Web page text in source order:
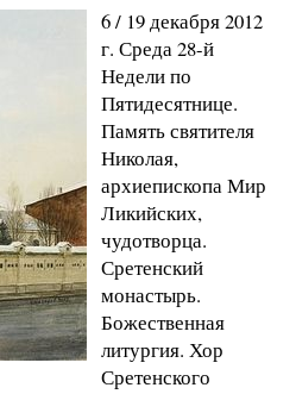
6 / 19 декабря 2012
г. Среда 28-й
Недели по
Пятидесятнице.
Память святителя
Николая,
архиепископа Мир
Ликийских,
чудотворца.
Сретенский
монастырь.
Божественная
литургия. Хор
Сретенского